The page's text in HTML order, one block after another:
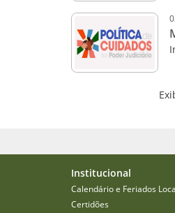
Institucional
Calendário e Feriados
Certidões